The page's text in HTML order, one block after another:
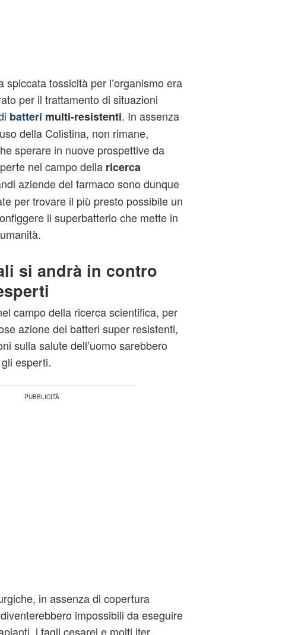
spiccata tossicità per l’organismo era
per il trattamento di situazioni
batteri multi-resistenti. In assenza
della Colistina, non rimane,
sperare in nuove prospettive da
nel campo della ricerca
aziende del farmaco sono dunque
per trovare il più presto possibile un
il superbatterio che mette in
si andrà in contro
campo della ricerca scientifica, per
azione dei batteri super resistenti,
sulla salute dell’uomo sarebbero
esperti.
in assenza di copertura
impossibili da eseguire
i tagli cesarei e molti iter